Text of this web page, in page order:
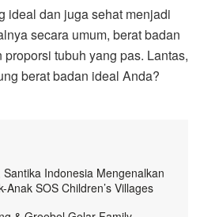
ideal dan juga sehat menjadi
secara umum, berat badan
tubuh yang pas. Lantas,
berat badan ideal Anda?
Indonesia Mengenalkan
SOS Children’s Villages